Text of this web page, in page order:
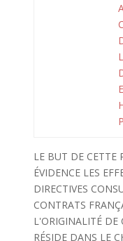
LE BUT DE CETTE
ÉVIDENCE LES
DIRECTIVES
CONTRATS
L'ORIGINALITÉ DE
RÉSIDE DANS LE